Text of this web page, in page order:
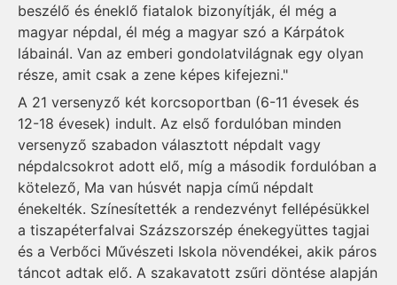
beszélő és éneklő fiatalok bizonyítják, él még a
magyar népdal, él még a magyar szó a Kárpátok
lábainál. Van az emberi gondolatvilágnak egy olyan
része, amit csak a zene képes kifejezni."
A 21 versenyző két korcsoportban (6-11 évesek és
12-18 évesek) indult. Az első fordulóban minden
versenyző szabadon választott népdalt vagy
népdalcsokrot adott elő, míg a második fordulóban a
kötelező, Ma van húsvét napja című népdalt
énekelték. Színesítették a rendezvényt fellépésükkel
a tiszapéterfalvai Százszorszép énekegyüttes tagjai
és a Verbőci Művészeti Iskola növendékei, akik páros
táncot adtak elő. A szakavatott zsűri döntése alapján